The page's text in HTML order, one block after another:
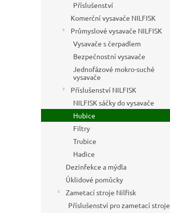
Příslušenství
Komerční vysavače NILFISK
Průmyslové vysavače NILFISK
Vysavače s čerpadlem
Bezpečnostní vysavače
Jednofázové mokro-suché
vysavače
Příslušenství NILFISK
NILFISK sáčky do vysavače
Hubice
Filtry
Trubice
Hadice
Dezinfekce a mýdla
Úklidové pomůcky
Zametací stroje Nilfisk
Příslušenství pro zametací stroje